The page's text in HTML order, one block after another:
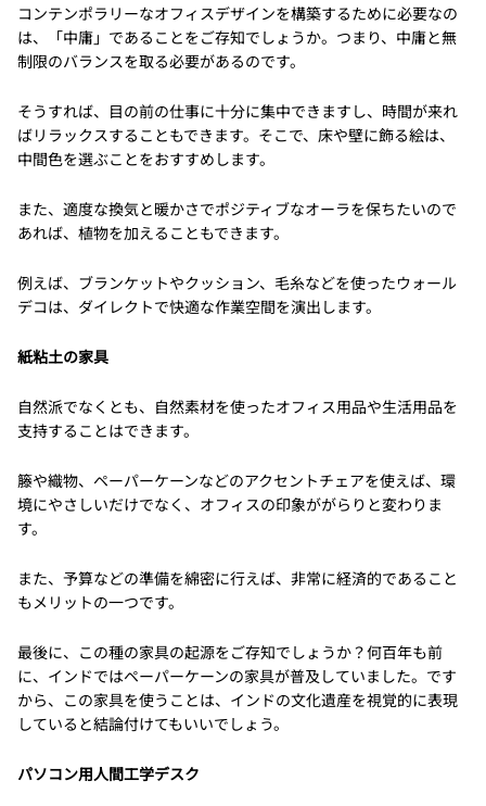
コンテンポラリーなオフィスデザインを構築するために必要なの
は、「中庸」であることをご存知でしょうか。つまり、中庸と無
制限のバランスを取る必要があるのです。
そうすれば、目の前の仕事に十分に集中できますし、時間が来れ
ばリラックスすることもできます。そこで、床や壁に飾る絵は、
中間色を選ぶことをおすすめします。
また、適度な換気と暖かさでポジティブなオーラを保ちたいので
あれば、植物を加えることもできます。
例えば、ブランケットやクッション、毛糸などを使ったウォール
デコは、ダイレクトで快適な作業空間を演出します。
紙粘土の家具
自然派でなくとも、自然素材を使ったオフィス用品や生活用品を
支持することはできます。
籐や織物、ペーパーケーンなどのアクセントチェアを使えば、環
境にやさしいだけでなく、オフィスの印象ががらりと変わりま
す。
また、予算などの準備を綿密に行えば、非常に経済的であること
もメリットの一つです。
最後に、この種の家具の起源をご存知でしょうか？何百年も前
に、インドではペーパーケーンの家具が普及していました。です
から、この家具を使うことは、インドの文化遺産を視覚的に表現
していると結論付けてもいいでしょう。
パソコン用人間工学デスク